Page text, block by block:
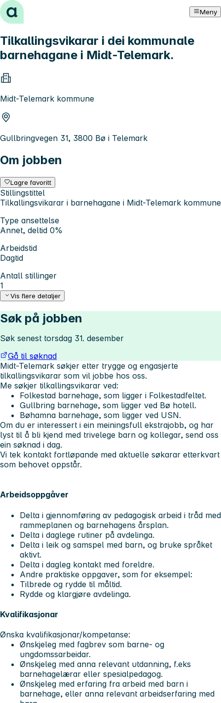
Hopp til innhold Meny
Tilkallingsvikarar i dei kommunale
barnehagane i Midt-Telemark.
Midt-Telemark kommune
Gullbringvegen 31, 3800 Bø i Telemark
Om jobben
Lagre favoritt
Stillingstittel
Tilkallingsvikarar i barnehagane i Midt-Telemark kommune
Type ansettelse
Annet, deltid 0%
Arbeidstid
Dagtid
Antall stillinger
1
Vis flere detaljer
Søk på jobben
Søk senest torsdag 31. desember
Gå til søknad
Midt-Telemark søkjer etter trygge og engasjerte
tilkallingsvikarar som vil jobbe hos oss.
Me søkjer tilkallingsvikarar ved:
Folkestad barnehage, som ligger i Folkestadfeltet.
Gullbring barnehage, som ligger ved Bø hotell.
Bøhamna barnehage, som ligger ved USN.
Om du er interessert i ein meiningsfull ekstrajobb, og har
lyst til å bli kjend med trivelege barn og kollegar, send oss
ein søknad i dag.
Vi tek kontakt fortløpande med aktuelle søkarar etterkvart
som behovet oppstår.
Arbeidsoppgåver
Delta i gjennomføring av pedagogisk arbeid i tråd med
rammeplanen og barnehagens årsplan.
Delta i daglege rutiner på avdelinga.
Delta i leik og samspel med barn, og bruke språket
aktivt.
Delta i dagleg kontakt med foreldre.
Andre praktiske oppgaver, som for eksempel:
Tilbrede og rydde til måltid.
Rydde og klargjøre avdelinga.
Kvalifikasjonar
Ønska kvalifikasjonar/kompetanse:
Ønskjeleg med fagbrev som barne- og
ungdomssarbeidar.
Ønskjeleg med anna relevant utdanning, f.eks
barnehagelærar eller spesialpedagog.
Ønskjeleg med erfaring fra arbeid med barn i
barnehage, eller anna relevant arbeidserfaring med